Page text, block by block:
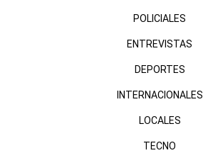
POLICIALES
ENTREVISTAS
DEPORTES
INTERNACIONALES
LOCALES
TECNO